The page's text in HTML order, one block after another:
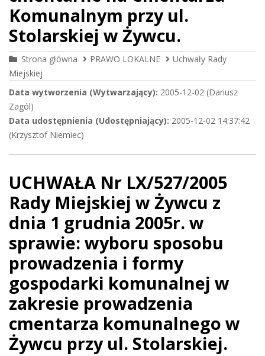
Komunalnym przy ul.
Stolarskiej w Żywcu.
Strona główna PRAWO LOKALNE
Uchwały Rady
Miejskiej
Data wytworzenia (Wytwarzający): 2005-12-02 (Dariusz
Zagól)
Data udostępnienia (Udostępniający): 2005-12-02 14:37:42
(Krzysztof Niemiec)
UCHWAŁA Nr LX/527/2005
Rady Miejskiej w Żywcu z
dnia 1 grudnia 2005r. w
sprawie: wyboru sposobu
prowadzenia i formy
gospodarki komunalnej w
zakresie prowadzenia
cmentarza komunalnego w
Żywcu przy ul. Stolarskiej.